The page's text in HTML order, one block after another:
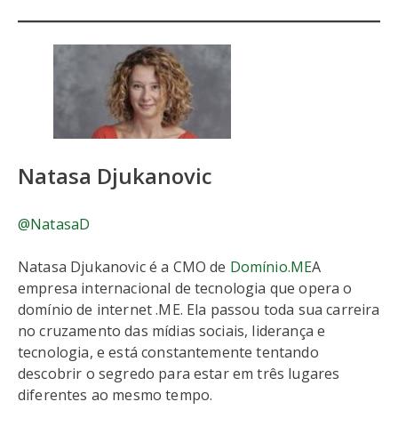
Natasa Djukanovic
@NatasaD
Natasa Djukanovic é a CMO de Domínio.MEA
empresa internacional de tecnologia que opera o
domínio de internet .ME. Ela passou toda sua carreira
no cruzamento das mídias sociais, liderança e
tecnologia, e está constantemente tentando
descobrir o segredo para estar em três lugares
diferentes ao mesmo tempo.